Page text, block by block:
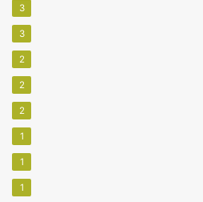
3
3
2
2
2
1
1
1